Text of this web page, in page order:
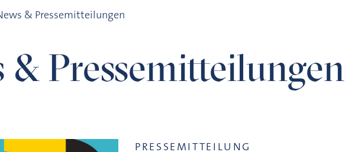
& Pressemitteilungen
& Pressemitteilungen
PRESSEMITTEILUNG